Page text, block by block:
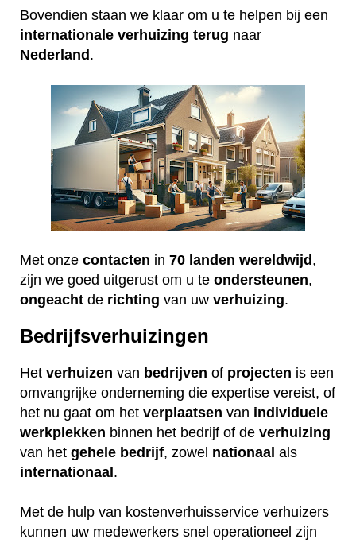
Bovendien staan we klaar om u te helpen bij een
internationale verhuizing terug naar
Nederland.
Met onze contacten in 70 landen wereldwijd,
zijn we goed uitgerust om u te ondersteunen,
ongeacht de richting van uw verhuizing.
Bedrijfsverhuizingen
Het verhuizen van bedrijven of projecten is een
omvangrijke onderneming die expertise vereist, of
het nu gaat om het verplaatsen van individuele
werkplekken binnen het bedrijf of de verhuizing
van het gehele bedrijf, zowel nationaal als
internationaal .
Met de hulp van kostenverhuisservice verhuizers
kunnen uw medewerkers snel operationeel zijn